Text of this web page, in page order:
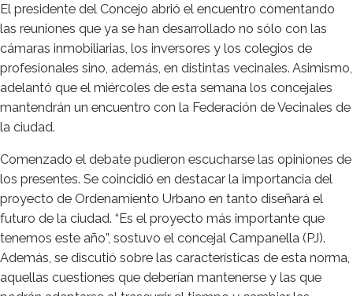
El presidente del Concejo abrió el encuentro comentando
las reuniones que ya se han desarrollado no sólo con las
cámaras inmobiliarias, los inversores y los colegios de
profesionales sino, además, en distintas vecinales. Asimismo,
adelantó que el miércoles de esta semana los concejales
mantendrán un encuentro con la Federación de Vecinales de
la ciudad.
Comenzado el debate pudieron escucharse las opiniones de
los presentes. Se coincidió en destacar la importancia del
proyecto de Ordenamiento Urbano en tanto diseñará el
futuro de la ciudad. “Es el proyecto más importante que
tenemos este año”, sostuvo el concejal Campanella (PJ).
Además, se discutió sobre las características de esta norma,
aquellas cuestiones que deberían mantenerse y las que